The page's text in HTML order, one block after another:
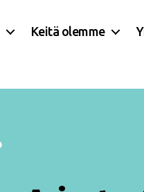
Keitä olemme